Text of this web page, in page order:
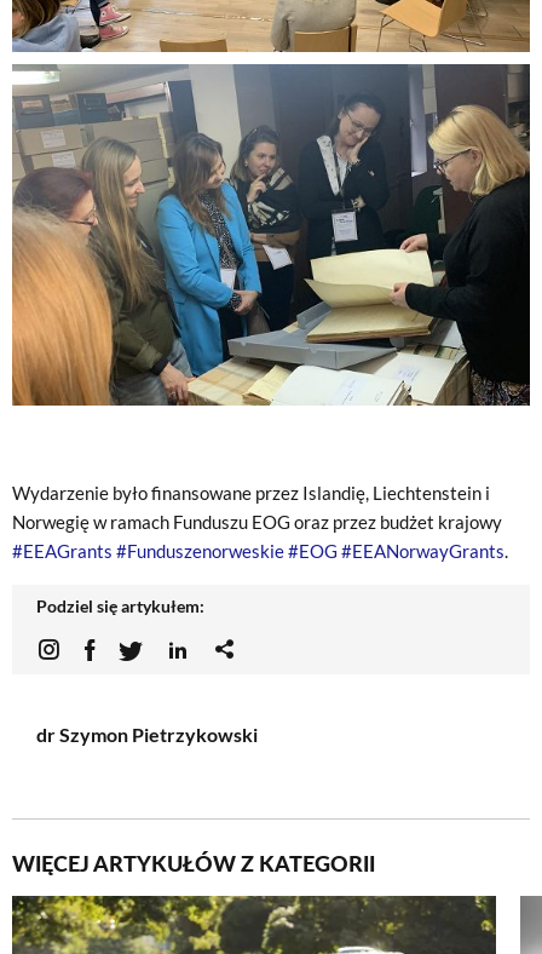
Wydarzenie było finansowane przez Islandię, Liechtenstein i
Norwegię w ramach Funduszu EOG oraz przez budżet krajowy
#EEAGrants #Funduszenorweskie#EOG #EEANorwayGrants.
Podziel się artykułem:
dr Szymon Pietrzykowski
WIĘCEJ ARTYKUŁÓW Z KATEGORII